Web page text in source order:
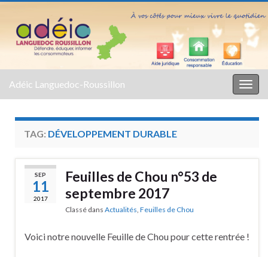
Adéic Languedoc-Roussillon
TAG: DÉVELOPPEMENT DURABLE
SEP
11
2017
Feuilles de Chou n°53 de
septembre 2017
Classé dans Actualités, Feuilles de Chou
Voici notre nouvelle Feuille de Chou pour cette rentrée !